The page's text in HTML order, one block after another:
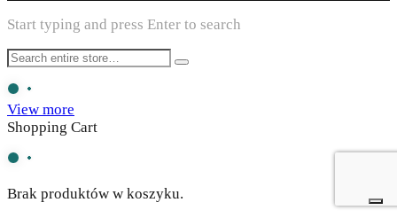
Start typing and press Enter to search
View more
Shopping Cart
Brak produktów w koszyku.